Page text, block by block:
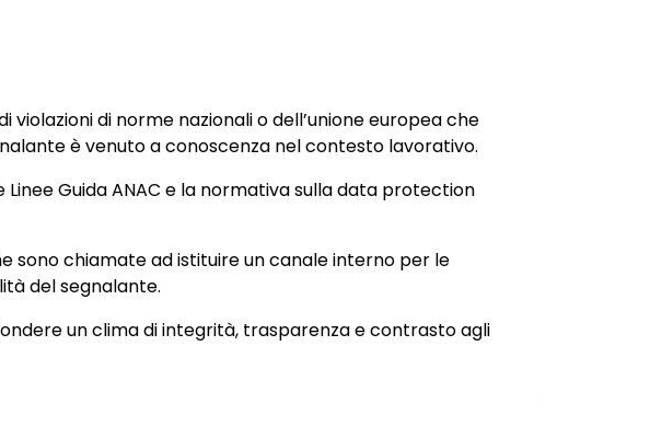
di norme nazionali o dell’unione europea che
è venuto a conoscenza nel contesto lavorativo.
Guida ANAC e la normativa sulla data protection
sono chiamate ad istituire un canale interno per le
del segnalante.
un clima di integrità, trasparenza e contrasto agli